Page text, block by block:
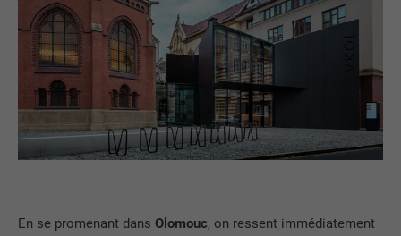
En se promenant dansOlomouc, on ressent immédiatement